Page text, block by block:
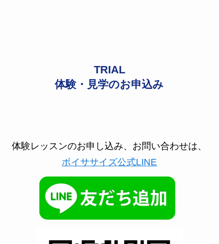
TRIAL
体験・見学のお申込み
体験レッスンのお申し込み、お問い合わせは、
ボイササイズ公式LINE